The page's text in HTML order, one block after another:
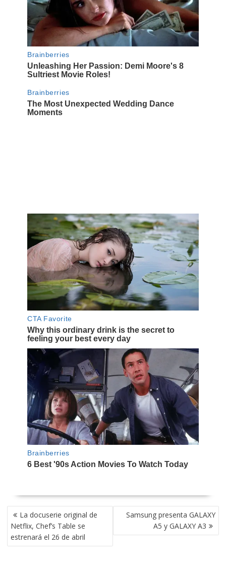
NAVEGACIÓN
DE
ENTRADAS
La docuserie original de
Netflix, Chef’s Table se
estrenará el 26 de abril
Samsung presenta GALAXY
A5 y GALAXY A3